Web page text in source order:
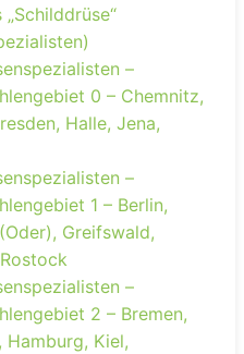
–
0 – Chemnitz,
Halle, Jena,
–
1 – Berlin,
Greifswald,
–
2 – Bremen,
Hamburg, Kiel,